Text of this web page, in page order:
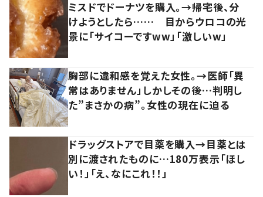
ミスドでドーナツを購入。→帰宅後、分
けようとしたら…… 目からウロコの光
景に「サイコーですww」「激しいw」
胸部に違和感を覚えた女性。→医師「異
常はありません」しかしその後…判明し
た”まさかの病”。女性の現在に迫る
ドラッグストアで目薬を購入→目薬とは
別に渡されたものに…180万表示「ほし
い！」「え、なにこれ！！」